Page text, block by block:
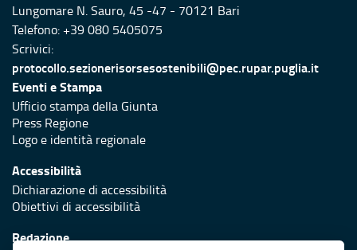
Lungomare N. Sauro, 45 -47 - 70121 Bari
Telefono: +39 080 5405075
Scrivici:
protocollo.sezionerisorsesostenibili@pec.rupar.puglia.it
Eventi e Stampa
Ufficio stampa della Giunta
Press Regione
Logo e identità regionale
Accessibilità
Dichiarazione di accessibilità
Obiettivi di accessibilità
Redazione